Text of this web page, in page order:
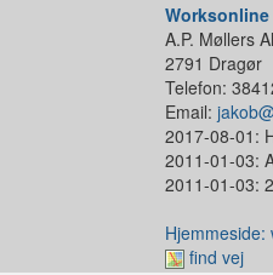
Worksonline
A.P. Møllers
2791 Dragør
Telefon:
Email:
2017-08-01:
2011-01-03:
2011-01-03:
Hjemmeside:
find vej